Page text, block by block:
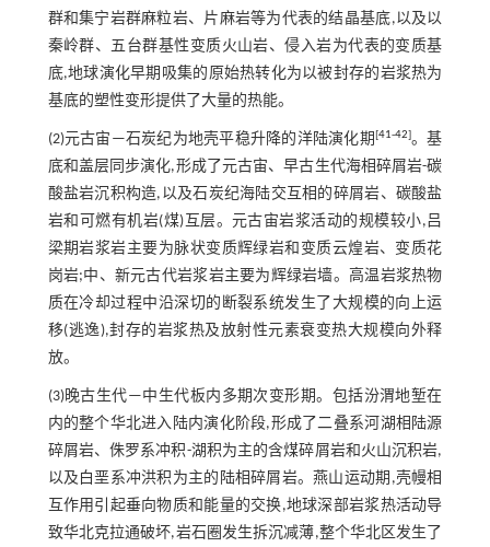
群和集宁岩群麻粒岩、片麻岩等为代表的结晶基底,以及以
秦岭群、五台群基性变质火山岩、侵入岩为代表的变质基
底,地球演化早期吸集的原始热转化为以被封存的岩浆热为
基底的塑性变形提供了大量的热能。
(2)元古宙—石炭纪为地壳平稳升降的洋陆演化期 [41-42]。基
底和盖层同步演化,形成了元古宙、早古生代海相碎屑岩-碳
酸盐岩沉积构造,以及石炭纪海陆交互相的碎屑岩、碳酸盐
岩和可燃有机岩(煤)互层。元古宙岩浆活动的规模较小,吕
梁期岩浆岩主要为脉状变质辉绿岩和变质云煌岩、变质花
岗岩;中、新元古代岩浆岩主要为辉绿岩墙。高温岩浆热物
质在冷却过程中沿深切的断裂系统发生了大规模的向上运
移(逃逸),封存的岩浆热及放射性元素衰变热大规模向外释
放。
(3)晚古生代—中生代板内多期次变形期。包括汾渭地堑在
内的整个华北进入陆内演化阶段,形成了二叠系河湖相陆源
碎屑岩、侏罗系冲积-湖积为主的含煤碎屑岩和火山沉积岩,
以及白垩系冲洪积为主的陆相碎屑岩。燕山运动期,壳幔相
互作用引起垂向物质和能量的交换,地球深部岩浆热活动导
致华北克拉通破坏,岩石圈发生拆沉减薄,整个华北区发生了